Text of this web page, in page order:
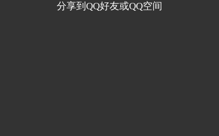
分享到QQ好友或QQ空间